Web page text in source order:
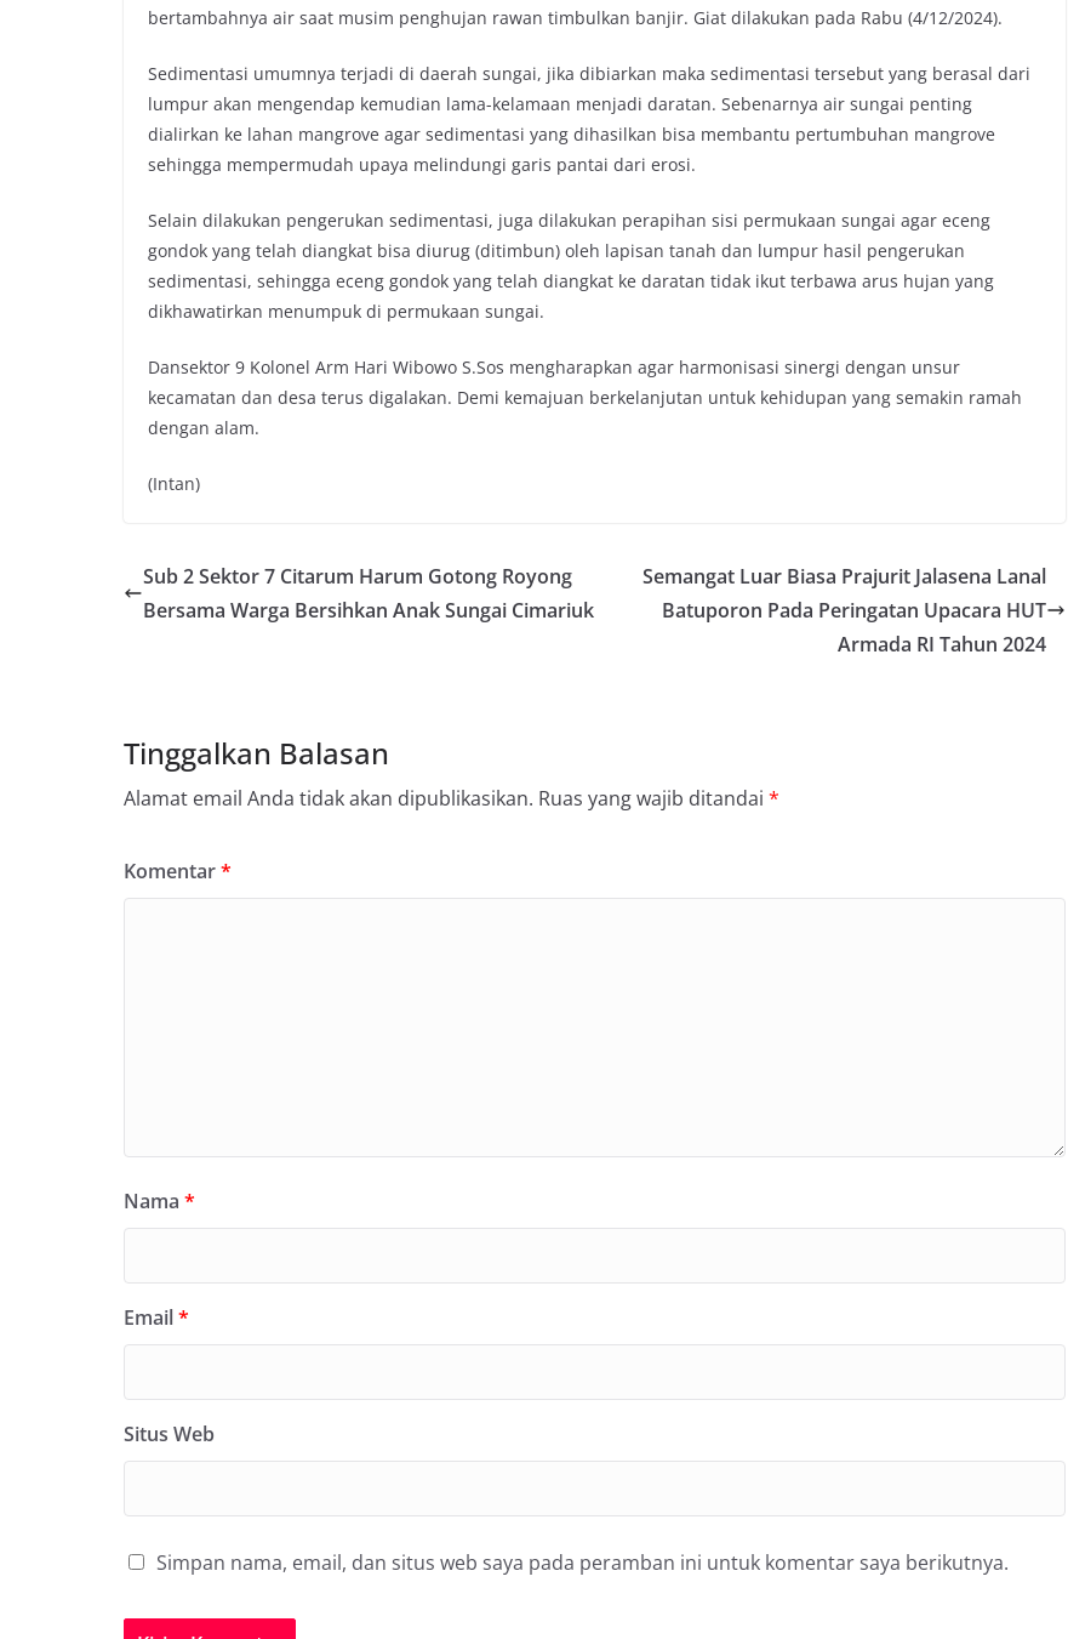
b
o
k
t
r
s
p
p
L
n
k
bertambahnya air saat musim penghujan rawan timbulkan banjir. Giat dilakukan pada Rabu (4/12/2024).
Sedimentasi umumnya terjadi di daerah sungai, jika dibiarkan maka sedimentasi tersebut yang berasal dari
lumpur akan mengendap kemudian lama-kelamaan menjadi daratan. Sebenarnya air sungai penting
dialirkan ke lahan mangrove agar sedimentasi yang dihasilkan bisa membantu pertumbuhan mangrove
sehingga mempermudah upaya melindungi garis pantai dari erosi.
Selain dilakukan pengerukan sedimentasi, juga dilakukan perapihan sisi permukaan sungai agar eceng
gondok yang telah diangkat bisa diurug (ditimbun) oleh lapisan tanah dan lumpur hasil pengerukan
sedimentasi, sehingga eceng gondok yang telah diangkat ke daratan tidak ikut terbawa arus hujan yang
dikhawatirkan menumpuk di permukaan sungai.
Dansektor 9 Kolonel Arm Hari Wibowo S.Sos mengharapkan agar harmonisasi sinergi dengan unsur
kecamatan dan desa terus digalakan. Demi kemajuan berkelanjutan untuk kehidupan yang semakin ramah
dengan alam.
(Intan)
Sub 2 Sektor 7 Citarum Harum Gotong Royong
Bersama Warga Bersihkan Anak Sungai Cimariuk
Semangat Luar Biasa Prajurit Jalasena Lanal
Batuporon Pada Peringatan Upacara HUT
Armada RI Tahun 2024
Tinggalkan Balasan
Alamat email Anda tidak akan dipublikasikan. Ruas yang wajib ditandai *
Komentar*
Nama *
Email*
Situs Web
Simpan nama, email, dan situs web saya pada peramban ini untuk komentar saya berikutnya.